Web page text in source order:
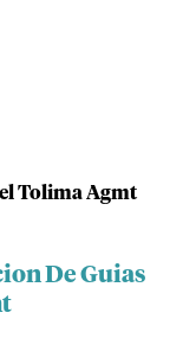
Tolima Agmt
De Guias